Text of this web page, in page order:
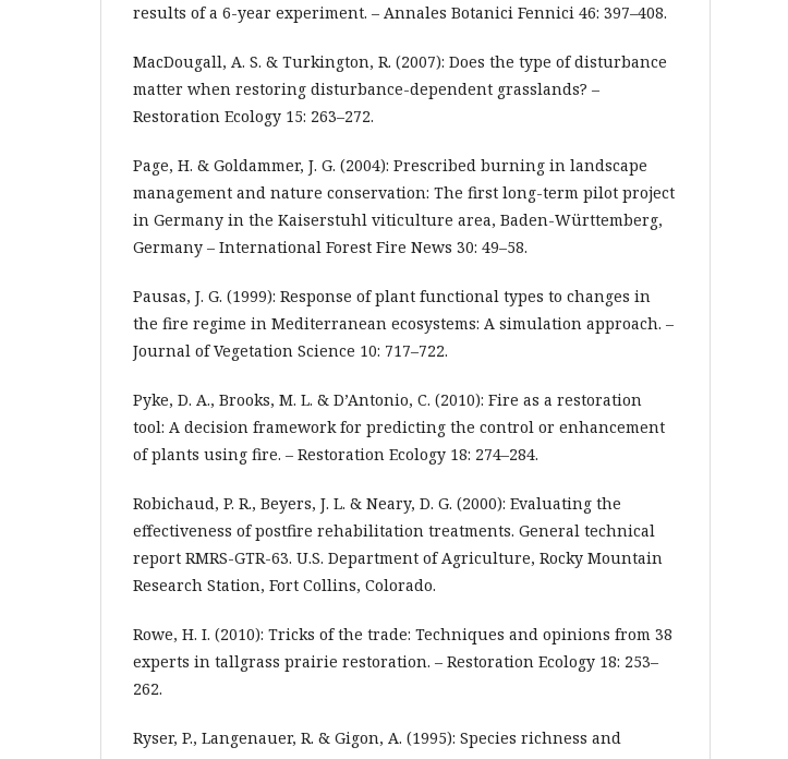
results of a 6-year experiment. – Annales Botanici Fennici 46: 397–408.
MacDougall, A. S. & Turkington, R. (2007): Does the type of disturbance
matter when restoring disturbance-dependent grasslands? –
Restoration Ecology 15: 263–272.
Page, H. & Goldammer, J. G. (2004): Prescribed burning in landscape
management and nature conservation: The first long-term pilot project
in Germany in the Kaiserstuhl viticulture area, Baden-Württemberg,
Germany – International Forest Fire News 30: 49–58.
Pausas, J. G. (1999): Response of plant functional types to changes in
the fire regime in Mediterranean ecosystems: A simulation approach. –
Journal of Vegetation Science 10: 717–722.
Pyke, D. A., Brooks, M. L. & D’Antonio, C. (2010): Fire as a restoration
tool: A decision framework for predicting the control or enhancement
of plants using fire. – Restoration Ecology 18: 274–284.
Robichaud, P. R., Beyers, J. L. & Neary, D. G. (2000): Evaluating the
effectiveness of postfire rehabilitation treatments. General technical
report RMRS-GTR-63. U.S. Department of Agriculture, Rocky Mountain
Research Station, Fort Collins, Colorado.
Rowe, H. I. (2010): Tricks of the trade: Techniques and opinions from 38
experts in tallgrass prairie restoration. – Restoration Ecology 18: 253–
262.
Ryser, P., Langenauer, R. & Gigon, A. (1995): Species richness and